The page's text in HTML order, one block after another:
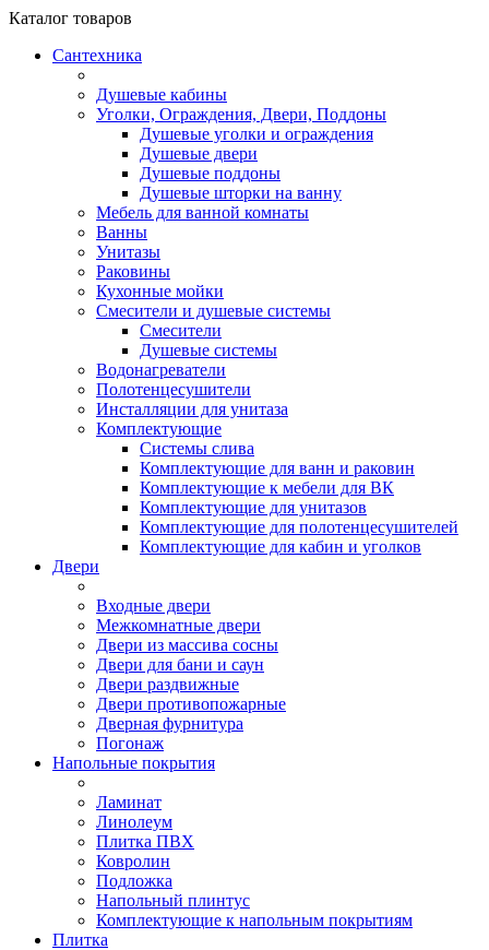
Каталог товаров
Сантехника
Душевые кабины
Уголки, Ограждения, Двери, Поддоны
Душевые уголки и ограждения
Душевые двери
Душевые поддоны
Душевые шторки на ванну
Мебель для ванной комнаты
Ванны
Унитазы
Раковины
Кухонные мойки
Смесители и душевые системы
Смесители
Душевые системы
Водонагреватели
Полотенцесушители
Инсталляции для унитаза
Комплектующие
Системы слива
Комплектующие для ванн и раковин
Комплектующие к мебели для ВК
Комплектующие для унитазов
Комплектующие для полотенцесушителей
Комплектующие для кабин и уголков
Двери
Входные двери
Межкомнатные двери
Двери из массива сосны
Двери для бани и саун
Двери раздвижные
Двери противопожарные
Дверная фурнитура
Погонаж
Напольные покрытия
Ламинат
Линолеум
Плитка ПВХ
Ковролин
Подложка
Напольный плинтус
Комплектующие к напольным покрытиям
Плитка